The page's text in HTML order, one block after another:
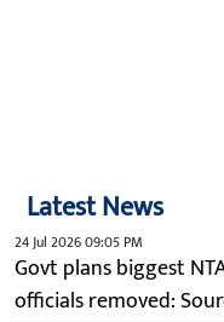
Latest News
24 Jul 2026 09:05 PM
Govt plans biggest
officials removed: